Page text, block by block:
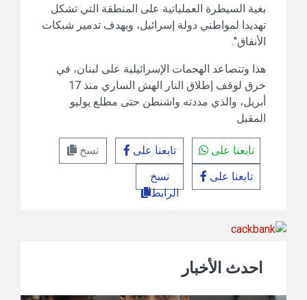
بغية السيطرة العملياتية على المنطقة التي تشكل
تهديدا لمواطني دولة إسرائيل، وبهدف تدمير شبكات
الأنفاق".
هذا وتتصاعد الهجمات الإسرائيلية على لبنان، في
خرق لوقف إطلاق النار الهش الساري منذ 17
أبريل، والذي مددته واشنطن حتى مطلع يوليو
المقبل
تابعنا على تابعنا على
نسخ
تابعنا على
نسخ
الرابط
احدث الأخبار